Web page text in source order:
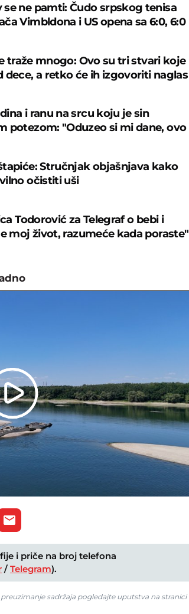
ne pamti: Čudo srpskog tenisa
Vimbldona i US opena sa 6:0, 6:0
traže mnogo: Ovo su tri stvari koje
dece, a retko će ih izgovoriti naglas
i ranu na srcu koju je sin
potezom: "Oduzeo si mi dane, ovo
Stručnjak objašnjava kako
očistiti uši
Todorović za Telegraf o bebi i
moj život, razumeće kada poraste"
Play
Video
i priče na broj telefona
/ Telegram).
preuzimanje sadržaja pogledajte uputstva na stranici